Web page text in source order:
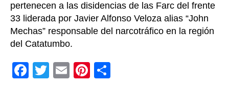
pertenecen a las disidencias de las Farc del frente
33 liderada por Javier Alfonso Veloza alias “John
Mechas” responsable del narcotráfico en la región
del Catatumbo.
F
T
E
Pi